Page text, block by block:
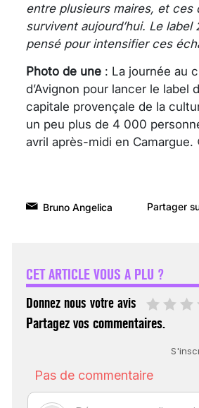
entre plusieurs maires, et ces
survivent aujourd’hui. Le label
pensé pour intensifier ces
Photo de une : La journée au
d’Avignon pour lancer le label
capitale provençale de la
un peu plus de 4 000
avril après-midi en Camargue.
Bruno Angelica Partager
CET ARTICLE VOUS A PLU ?
Donnez nous votre avis
Partagez vos commentaires.
ÉCHO